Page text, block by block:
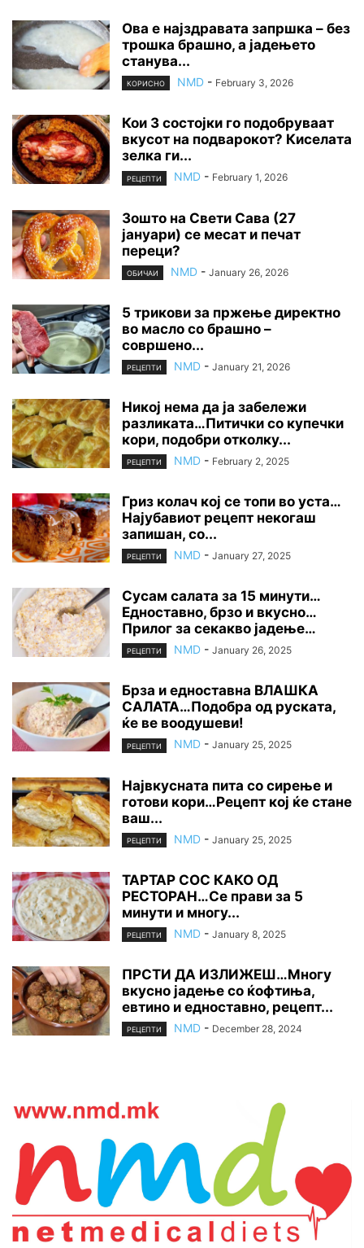
Ова е најздравата запршка – без
трошка брашно, а јадењето
станува...
КОРИСНО NMD - February 3, 2026
Кои 3 состојки го подобруваат
вкусот на подварокот? Киселата
зелка ги...
РЕЦЕПТИ NMD - February 1, 2026
Зошто на Свети Сава (27
јануари) се месат и печат
переци?
ОБИЧАИ NMD - January 26, 2026
5 трикови за пржење директно
во масло со брашно –
совршено...
РЕЦЕПТИ NMD - January 21, 2026
Никој нема да ја забележи
разликата…Питички со купечки
кори, подобри отколку...
РЕЦЕПТИ NMD - February 2, 2025
Гриз колач кој се топи во уста…
Најубавиот рецепт некогаш
запишан, со...
РЕЦЕПТИ NMD - January 27, 2025
Сусам салата за 15 минути…
Едноставно, брзо и вкусно…
Прилог за секакво јадење…
РЕЦЕПТИ NMD - January 26, 2025
Брза и едноставна ВЛАШКА
САЛАТА…Подобра од руската,
ќе ве воодушеви!
РЕЦЕПТИ NMD - January 25, 2025
Највкусната пита со сирење и
готови кори…Рецепт кој ќе стане
ваш...
РЕЦЕПТИ NMD - January 25, 2025
ТАРТАР СОС КАКО ОД
РЕСТОРАН…Се прави за 5
минути и многу...
РЕЦЕПТИ NMD - January 8, 2025
ПРСТИ ДА ИЗЛИЖЕШ…Многу
вкусно јадење со ќофтиња,
евтино и едноставно, рецепт...
РЕЦЕПТИ NMD - December 28, 2024